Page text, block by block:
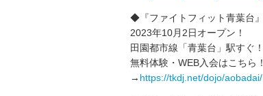
◆『ファイトフィット青葉台』
2023年10月2日オープン！
田園都市線「青葉台」駅すぐ！
無料体験・WEB入会はこちら！
→ https://tkdj.net/dojo/aobadai/